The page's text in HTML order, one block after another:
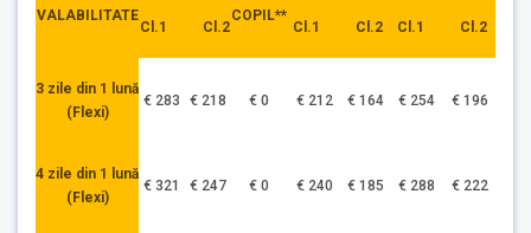
VALABILITATE
Cl.1 Cl.2
COPIL**
Cl.1 Cl.2 Cl.1 Cl.2
3 zile din 1 lună
(Flexi)
€ 283 € 218 € 0 € 212 € 164 € 254 € 196
4 zile din 1 lună
(Flexi)
€ 321 € 247 € 0 € 240 € 185 € 288 € 222